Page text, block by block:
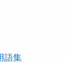
語集